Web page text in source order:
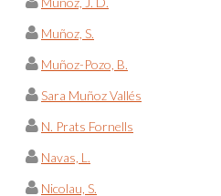
Muñoz, S.
Muñoz-Pozo, B.
Sara Muñoz Vallés
N. Prats Fornells
Navas, L.
Nicolau, S.